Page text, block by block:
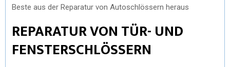
Beste aus der Reparatur von Autoschlössern heraus
REPARATUR VON TÜR- UND
FENSTERSCHLÖSSERN